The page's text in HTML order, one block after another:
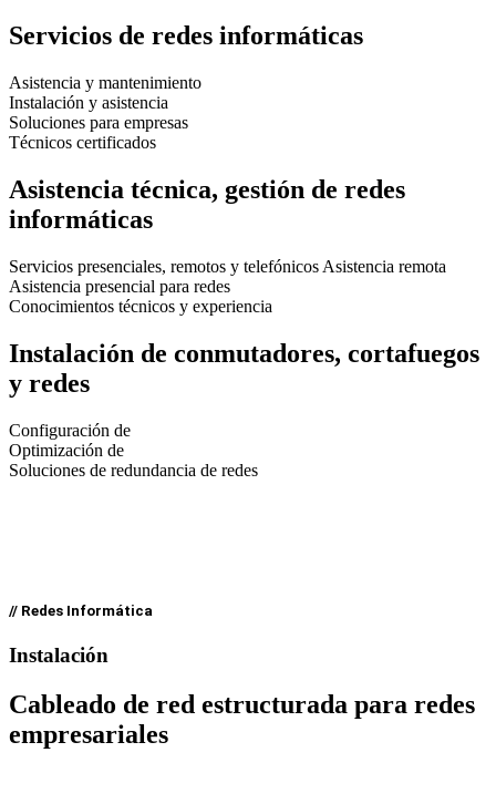
Servicios de redes informáticas
Asistencia y mantenimiento
Instalación y asistencia
Soluciones para empresas
Técnicos certificados
Asistencia técnica, gestión de redes
informáticas
Servicios presenciales, remotos y telefónicos Asistencia remota
Asistencia presencial para redes
Conocimientos técnicos y experiencia
Instalación de conmutadores, cortafuegos
y redes
Configuración de
Optimización de
Soluciones de redundancia de redes
// Redes Informática
Instalación
Cableado de red estructurada para redes
empresariales